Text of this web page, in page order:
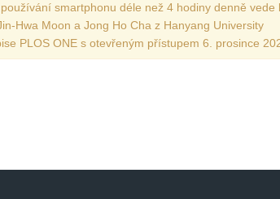
smartphonu déle než 4 hodiny denně vede
Hwa Moon a Jong Ho Cha z Hanyang University
PLOS ONE s otevřeným přístupem 6. prosince